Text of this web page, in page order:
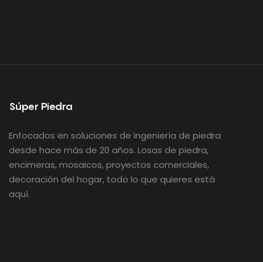
Súper Piedra
Enfocados en soluciones de ingeniería de piedra
desde hace más de 20 años. Losas de piedra,
encimeras, mosaicos, proyectos comerciales,
decoración del hogar, todo lo que quieres está
aquí.